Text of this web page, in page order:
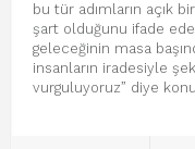
bu tür adımların açık
şart olduğunu ifade
geleceğinin masa
insanların iradesiyle
vurguluyoruz” diye